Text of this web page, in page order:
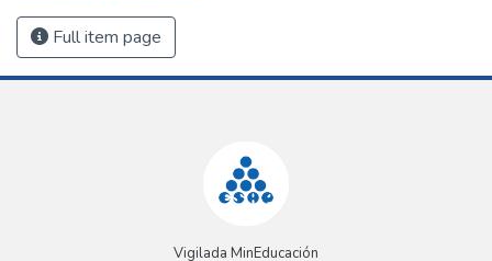
Full item page
Vigilada MinEducación